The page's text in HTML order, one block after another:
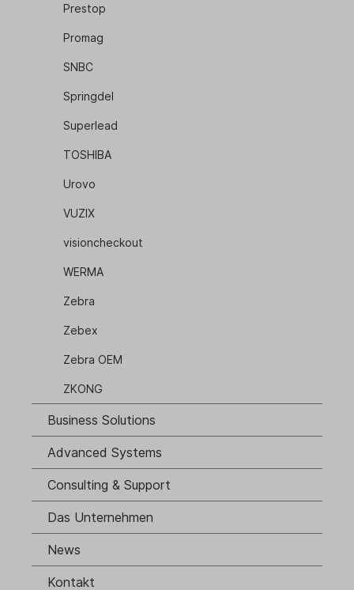
Prestop
Promag
SNBC
Springdel
Superlead
TOSHIBA
Urovo
VUZIX
visioncheckout
WERMA
Zebra
Zebex
Zebra OEM
ZKONG
Business Solutions
Advanced Systems
Consulting & Support
Das Unternehmen
News
Kontakt